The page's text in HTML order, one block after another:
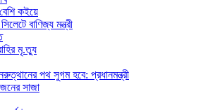
কইয়ে
বাণিজ্য মন্ত্রী
মৃ.ত্যু
পথ সুগম হবে: প্রধানমন্ত্রী
সাজা